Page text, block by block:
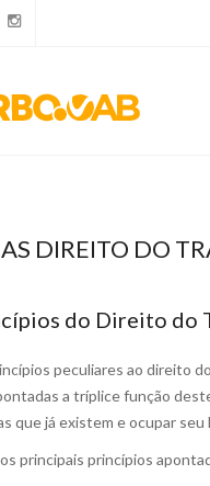
DIREITO DO
do Direito do
peculiares ao direito
a tríplice função
que já existem e ocupar
principais princípios